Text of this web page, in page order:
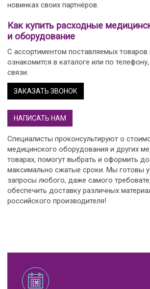
новинках своих партнёров.
Как купить расходные
и оборудование
С ассортиментом поставляемых
ознакомится в каталоге или по
связи.
ЗАКАЗАТЬ ЗВОНОК
НАПИСАТЬ НАМ
Специалисты проконсультируют о
медицинского оборудования и других
товарах, помогут выбрать и оформить
максимально сжатые сроки. Мы готовы
запросы любого, даже самого
обеспечить доставку различных
российского производителя!